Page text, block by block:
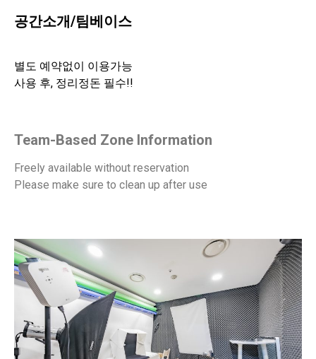
공간소개/팀베이스
별도 예약없이 이용가능
사용 후, 정리정돈 필수!!
Team-Based Zone Information
Freely available without reservation
Please make sure to clean up after use